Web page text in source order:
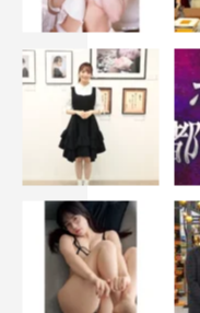
『大奥』味方良介
お話をいただいたとき
想像もしていなかった
役所も勝海舟という
ンスをどのように表
しく構築し、シーズ
るスパイスになれる
スタッフの皆さんの
さんたちと過ごす日